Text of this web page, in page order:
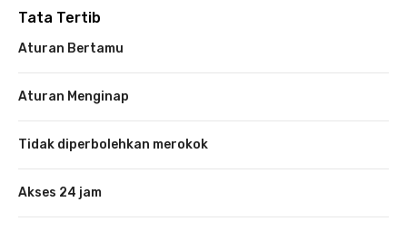
Tata Tertib
Aturan Bertamu
Aturan Menginap
Tidak diperbolehkan merokok
Akses 24 jam